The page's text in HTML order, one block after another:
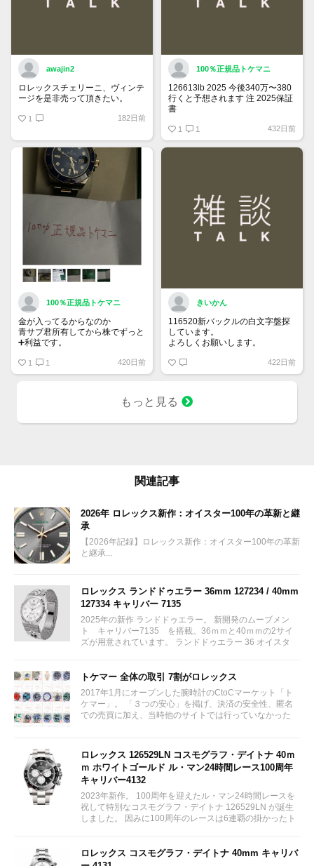
awajin2
ロレックスチェリーニ、ヴィンテ
ージを是非売って頂きたい。
1 182日前
100％正規品トケマニ
126613lb 2025 今後340万〜380
行くと予想されます 注 2025保証
書
2025/ @Watch_Monster_より
1 1 432日前
100％正規品トケマニ
金が入ってるからなのか
青サブ君所有してから株でずっと
➕利益です。
銘柄番号7932 ニッピ
1 1 420日前
きいかん
116520新バックルの白文字盤探
しています。
よろしくお願いします。
422日前
もっと見る
関連記事
2026年 ロレックス新作：オイスター100年の革新と継
承
【2026年記録】ロレックス新作：オイスター100年の革新
と継承...
ロレックス ランドドゥエラー 36mm 127234 / 40mm
127334 キャリバー 7135
2025年の新作 ランドドゥエラー。 新開発のムーブメン
ト キャリバー7135 を搭載。36ｍｍと40ｍｍの2サイ
ズが用意されています。 ランドドゥエラー 36 オイスタ
トケマー 全体の取引 7割がロレックス
2017年1月にオープンした腕時計のCtoCマーケット「ト
ケマー」。 「３つの安心」を掲げ、決済の安全性、匿名
での売買に加え、当時他のサイトでは行っていなかった
ロレックス 126529LN コスモグラフ・デイトナ 40ｍ
ｍ ホワイトゴールド ル・マン24時間レース100周年
キャリバー4132
2023年新作。 100周年を迎えたル・マン24時間レースを
祝して特別なコスモグラフ・デイトナ 126529LN が誕生
しました。 因みに100周年のレースは6連覇の掛かったト
ロレックス コスモグラフ・デイトナ 40mm キャリバ